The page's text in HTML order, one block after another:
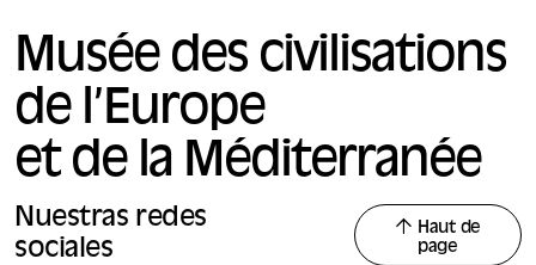
Musée des civilisations
de l’Europe
et de la Méditerranée
Nuestras redes
sociales
Haut de
page